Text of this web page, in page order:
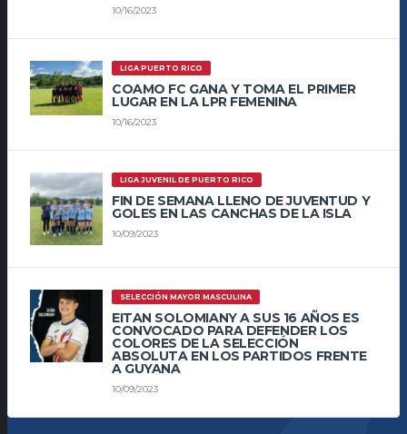
10/16/2023
LIGA PUERTO RICO
COAMO FC GANA Y TOMA EL PRIMER
LUGAR EN LA LPR FEMENINA
10/16/2023
LIGA JUVENIL DE PUERTO RICO
FIN DE SEMANA LLENO DE JUVENTUD Y
GOLES EN LAS CANCHAS DE LA ISLA
10/09/2023
SELECCIÓN MAYOR MASCULINA
EITAN SOLOMIANY A SUS 16 AÑOS ES
CONVOCADO PARA DEFENDER LOS
COLORES DE LA SELECCIÓN
ABSOLUTA EN LOS PARTIDOS FRENTE
A GUYANA
10/09/2023